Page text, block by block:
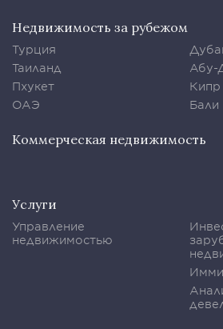
Недвижимость за рубежом
Турция
Таиланд
Пхукет
ОАЭ
Абу-
Кипр
Бали
Коммерческая недвижимость
Услуги
Управление
недвижимостью